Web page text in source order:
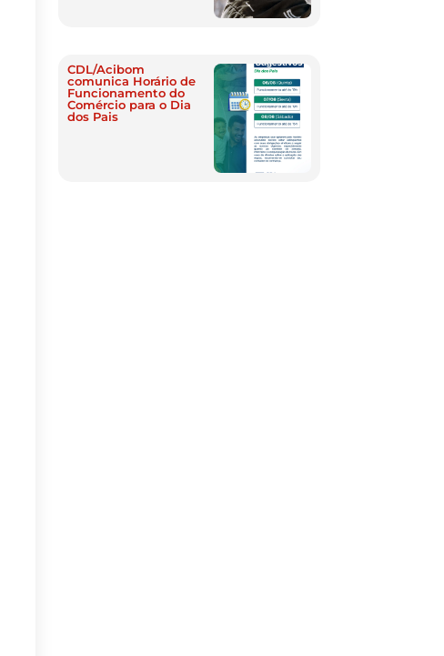
CDL/Acibom
comunica Horário de
Funcionamento do
Comércio para o Dia
dos Pais